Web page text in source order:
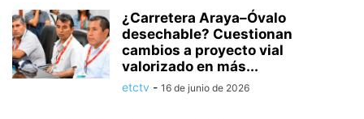
¿Carretera Araya–Óvalo
desechable? Cuestionan
cambios a proyecto vial
valorizado en más...
etctv - 16 de junio de 2026